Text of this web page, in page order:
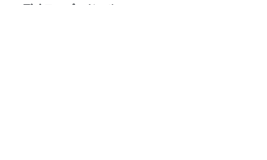
デベロッパーツール